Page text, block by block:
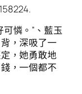
可憐。”、藍玉
，深吸了一
，她勇敢地
，一個都不